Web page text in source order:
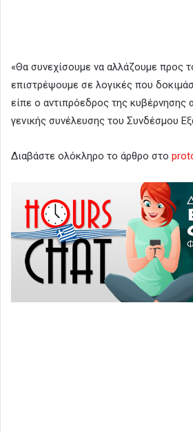
«Θα συνεχίσουμε να αλλάζουμε προς
επιστρέψουμε σε λογικές που
είπε ο αντιπρόεδρος της κυβέρνησης
γενικής συνέλευσης του Συνδέσμου
Διαβάστε ολόκληρο το άρθρο στο